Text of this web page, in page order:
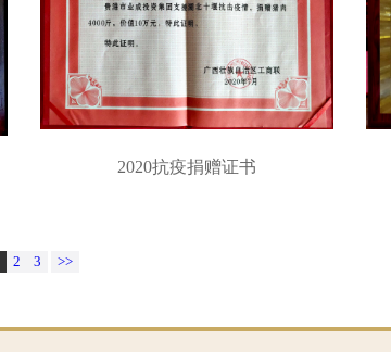
2020抗疫捐赠证书
2 3 >>